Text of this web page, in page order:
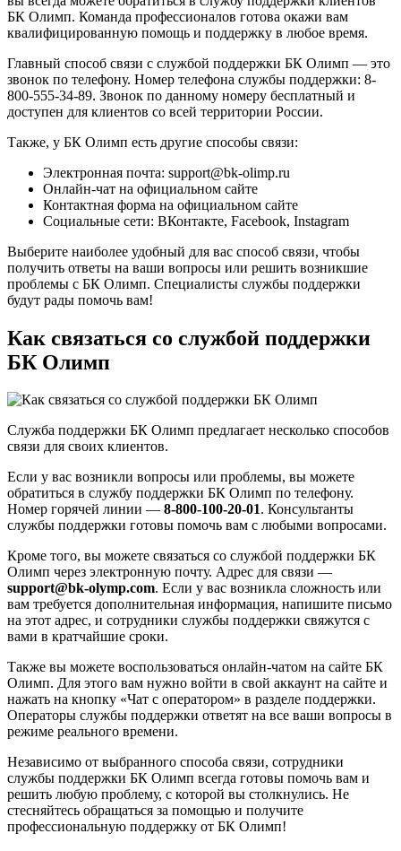
БК Олимп. Команда профессионалов готова окажи вам
квалифицированную помощь и поддержку в любое время.
Главный способ связи с службой поддержки БК Олимп — это
звонок по телефону. Номер телефона службы поддержки: 8-
800-555-34-89. Звонок по данному номеру бесплатный и
доступен для клиентов со всей территории России.
Также, у БК Олимп есть другие способы связи:
Электронная почта: support@bk-olimp.ru
Онлайн-чат на официальном сайте
Контактная форма на официальном сайте
Социальные сети: ВКонтакте, Facebook, Instagram
Выберите наиболее удобный для вас способ связи, чтобы
получить ответы на ваши вопросы или решить возникшие
проблемы с БК Олимп. Специалисты службы поддержки
будут рады помочь вам!
Как связаться со службой поддержки
БК Олимп
Служба поддержки БК Олимп предлагает несколько способов
связи для своих клиентов.
Если у вас возникли вопросы или проблемы, вы можете
обратиться в службу поддержки БК Олимп по телефону.
Номер горячей линии — 8-800-100-20-01. Консультанты
службы поддержки готовы помочь вам с любыми вопросами.
Кроме того, вы можете связаться со службой поддержки БК
Олимп через электронную почту. Адрес для связи —
support@bk-olymp.com. Если у вас возникла сложность или
вам требуется дополнительная информация, напишите письмо
на этот адрес, и сотрудники службы поддержки свяжутся с
вами в кратчайшие сроки.
Также вы можете воспользоваться онлайн-чатом на сайте БК
Олимп. Для этого вам нужно войти в свой аккаунт на сайте и
нажать на кнопку «Чат с оператором» в разделе поддержки.
Операторы службы поддержки ответят на все ваши вопросы в
режиме реального времени.
Независимо от выбранного способа связи, сотрудники
службы поддержки БК Олимп всегда готовы помочь вам и
решить любую проблему, с которой вы столкнулись. Не
стесняйтесь обращаться за помощью и получите
профессиональную поддержку от БК Олимп!